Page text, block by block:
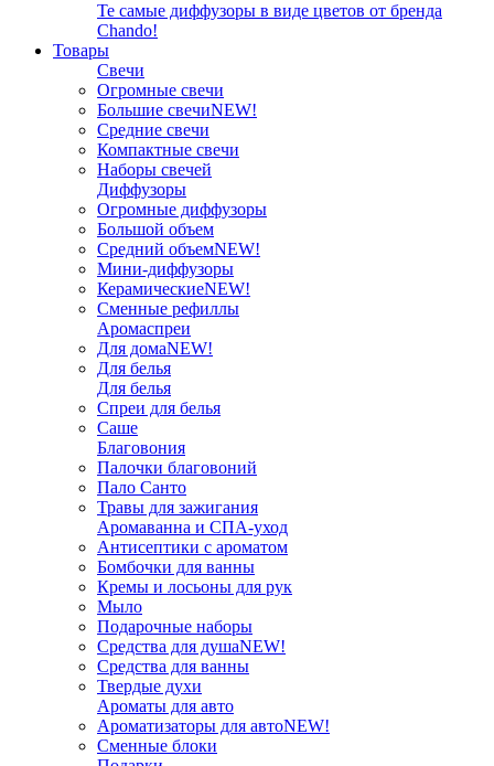
Те самые диффузоры в виде цветов от бренда
Chando!
Товары
Свечи
Огромные свечи
Большие свечиNEW!
Средние свечи
Компактные свечи
Наборы свечей
Диффузоры
Огромные диффузоры
Большой объем
Средний объемNEW!
Мини-диффузоры
КерамическиеNEW!
Сменные рефиллы
Аромаспреи
Для домаNEW!
Для белья
Для белья
Спреи для белья
Саше
Благовония
Палочки благовоний
Пало Санто
Травы для зажигания
Аромаванна и СПА-уход
Антисептики с ароматом
Бомбочки для ванны
Кремы и лосьоны для рук
Мыло
Подарочные наборы
Средства для душаNEW!
Средства для ванны
Твердые духи
Ароматы для авто
Ароматизаторы для автоNEW!
Сменные блоки